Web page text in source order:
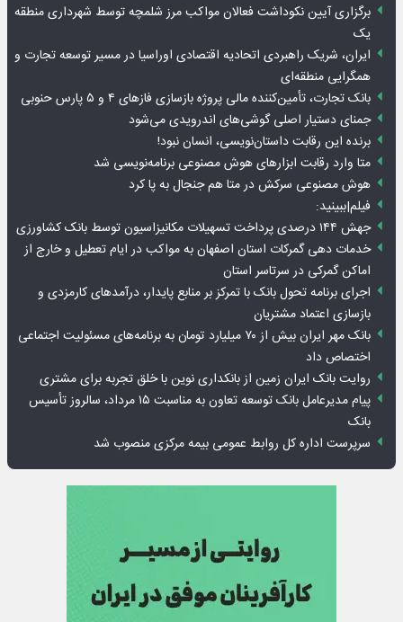
برگزاری آیین نکوداشت فعالان مواکب مرز شلمچه توسط شهرداری منطقه
یک
ایران، شریک راهبردی اتحادیه اقتصادی اوراسیا در مسیر توسعه تجارت و
همگرایی منطقه‌ای
بانک تجارت، تأمین‌کننده مالی پروژه بازسازی فازهای ۴ و ۵ پارس حنوبی
جمنای دستیار اصلی گوشی‌های اندرویدی می‌شود
برنده این رقابت داستان‌نویسی، انسان نبود!
متا وارد رقابت ابزارهای هوش مصنوعی برنامه‌نویسی شد
هوش مصنوعی سرکش در متا هم جنجال به پا کرد
فیلم|ببینید:
جهش ۱۴۴ درصدی پرداخت تسهیلات مکانیزاسیون توسط بانک کشاورزی
خدمات دهی گمرکات استان اصفهان به مواکب در ایام تعطیل و خارج از
اماکن گمرکی در سرتاسر استان
اجرای برنامه تحول بانک با تمرکز بر منابع پایدار، درآمدهای کارمزدی و
بازسازی اعتماد مشتریان
بانک مهر ایران بیش از ۷۰ میلیارد تومان به برنامه‌های مسئولیت اجتماعی
اختصاص داد
روایت بانک ایران زمین از بانکداری نوین با خلق تجربه برای مشتری
پیام مدیرعامل بانک توسعه تعاون به مناسبت ۱۵ مرداد، سالروز تأسیس
بانک
سرپرست اداره کل روابط عمومی بیمه مرکزی منصوب شد